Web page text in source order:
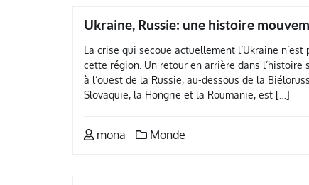
Ukraine, Russie: une histoire
La crise qui secoue actuellement l’Ukraine
cette région. Un retour en arrière dans l’histoire
à l’ouest de la Russie, au-dessous de la
Slovaquie, la Hongrie et la Roumanie, est […]
mona Monde